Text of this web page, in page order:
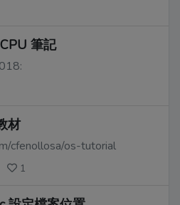
筆記
材
cfenollosa/os-tutorial
1